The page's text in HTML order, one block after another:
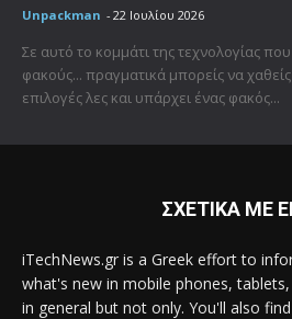
Unpackman - 22 Ιουλίου 2026
Σε αυτό το κομμάτι της τεχνολογίας
φακούς... πραγματικά μπορείς να
επιλογές λες και υπάρχει ένας φακός...
ΣΧΕΤΙΚΑ ΜΕ
iTechNews.gr is a Greek effort to
what's new in mobile phones,
in general but not only. You'll also